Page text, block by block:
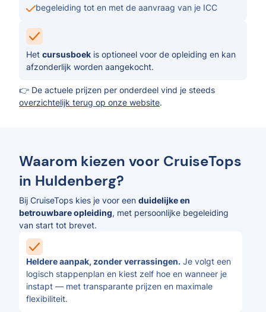
begeleiding tot en met de aanvraag van je ICC
Het cursusboek is optioneel voor de opleiding en kan
afzonderlijk worden aangekocht.
👉 De actuele prijzen per onderdeel vind je steeds
overzichtelijk terug op onze website.
Waarom kiezen voor CruiseTops
in Huldenberg?
Bij CruiseTops kies je voor een duidelijke en
betrouwbare opleiding, met persoonlijke begeleiding
van start tot brevet.
Heldere aanpak, zonder verrassingen. Je volgt een
logisch stappenplan en kiest zelf hoe en wanneer je
instapt — met transparante prijzen en maximale
flexibiliteit.